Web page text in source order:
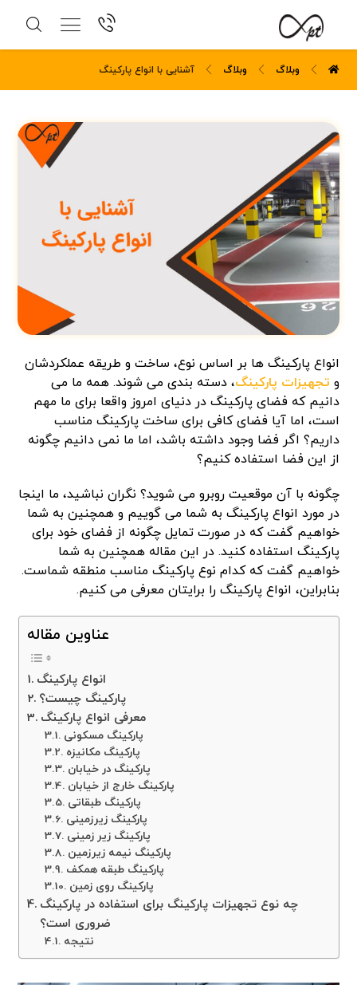
وبلاگ وبلاگ آشنایی با انواع پارکینگ
انواع پارکینگ ها بر اساس نوع، ساخت و طریقه عملکردشان
و تجهیزات پارکینگ، دسته بندی می شوند. همه ما می
دانیم که فضای پارکینگ در دنیای امروز واقعا برای ما مهم
است، اما آیا فضای کافی برای ساخت پارکینگ مناسب
داریم؟ اگر فضا وجود داشته باشد، اما ما نمی دانیم چگونه
از این فضا استفاده کنیم؟
چگونه با آن موقعیت روبرو می شوید؟ نگران نباشید، ما اینجا
در مورد انواع پارکینگ به شما می گوییم و همچنین به شما
خواهیم گفت که در صورت تمایل چگونه از فضای خود برای
پارکینگ استفاده کنید. در این مقاله همچنین به شما
خواهیم گفت که کدام نوع پارکینگ مناسب منطقه شماست.
بنابراین، انواع پارکینگ را برایتان معرفی می کنیم.
عناوین مقاله
انواع پارکینگ
پارکینگ چیست؟
معرفی انواع پارکینگ
پارکینگ مسکونی
پارکینگ مکانیزه
پارکینگ در خیابان
پارکینگ خارج از خیابان
پارکینگ طبقاتی
پارکینگ زیرزمینی
پارکینگ زیر زمینی
پارکینگ نیمه زیرزمین
پارکینگ طبقه همکف
پارکینگ روی زمین
چه نوع تجهیزات پارکینگ برای استفاده در پارکینگ
ضروری است؟
نتیجه